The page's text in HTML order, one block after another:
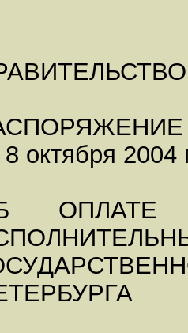
8 октября 2004
ОПЛАТЕ